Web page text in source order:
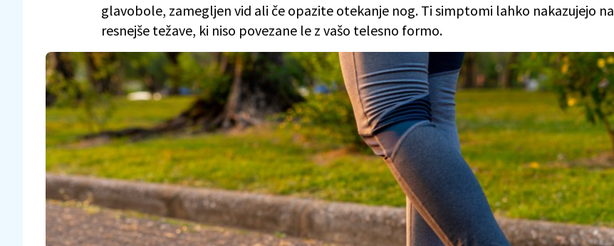
glavobole, zamegljen vid ali če opazite otekanje nog. Ti simptomi lahko nakazujejo na
resnejše težave, ki niso povezane le z vašo telesno formo.